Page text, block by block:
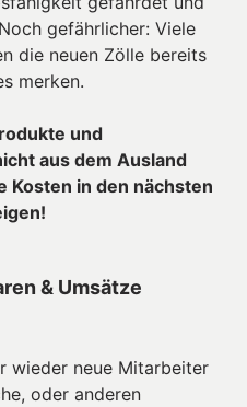
gefährlicher: Viele
die neuen Zölle bereits
merken.
und
aus dem Ausland
Kosten in den nächsten
& Umsätze
wieder neue Mitarbeiter
oder anderen